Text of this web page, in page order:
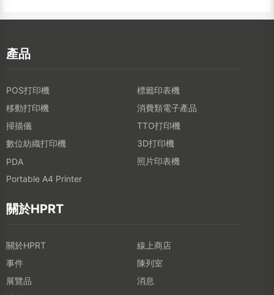
產品
POS打印機
標籤印表機
移動打印機
消費類電子產品
掃描儀
TTO打印機
數位紡織打印機
3D打印機
PDA
照片印表機
Portable A4 Printer
關於HPRT
關於HPRT
線上商店
事件
陳列室
展覽品
消息